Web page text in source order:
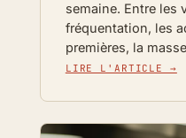
semaine. Entre les
fréquentation, les
premières, la
LIRE L'ARTICLE →